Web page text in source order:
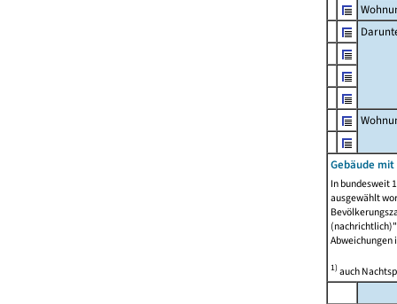
Gebäude
In bundesweit
ausgewählt
Abweichungen
1)auch